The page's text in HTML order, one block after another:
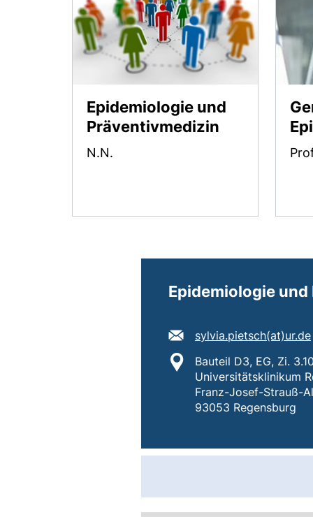
Epidemiologie und
Präventivmedizin
N.N.
Epidemiologie
E-Mail Adresse:
sylvia.pietsch​(at)​ur.de
Standort:
Bauteil D3, EG, Zi.
Universitätsklinikum
Franz-Josef-Strauß-
93053 Regensburg